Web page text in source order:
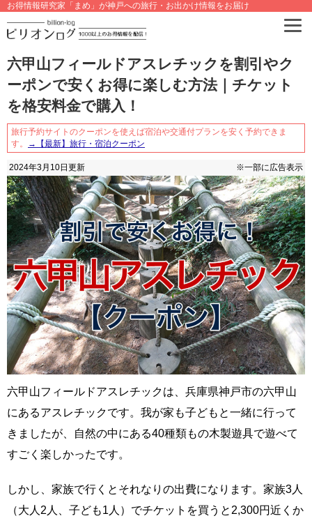
お得情報研究家「まめ」が神戸への旅行・お出かけ情報をお届け
六甲山フィールドアスレチックを割引やク
ーポンで安くお得に楽しむ方法｜チケット
を格安料金で購入！
旅行予約サイトのクーポンを使えば宿泊や交通付プランを安く予約できま
す。
→【最新】旅行・宿泊クーポン
2024年3月10日 更新 ※一部に広告表示
六甲山フィールドアスレチックは、兵庫県神戸市の六甲山
にあるアスレチックです。我が家も子どもと一緒に行って
きましたが、自然の中にある40種類もの木製遊具で遊べて
すごく楽しかったです。
しかし、家族で行くとそれなりの出費になります。家族3人
（大人2人、子ども1人）でチケットを買うと2,300円近くか